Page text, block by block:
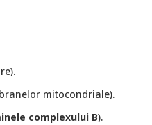
mitocondriale).
complexului B).